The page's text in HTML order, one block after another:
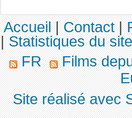
Accueil|Contact|
|Statistiques du site
FR
Films
Site réalisé avec